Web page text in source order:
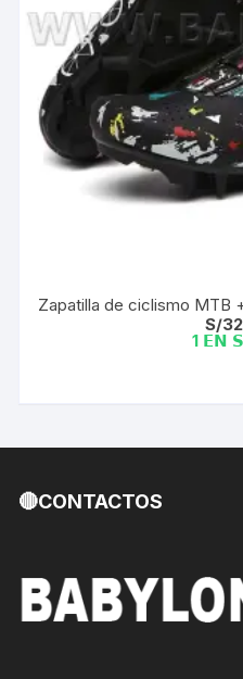
Zapatilla de ciclismo MTB
S/
1 𝗘𝗡
🔴CONTACTOS